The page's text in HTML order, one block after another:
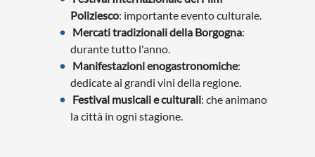
Poliziesco: importante evento culturale.
Mercati tradizionali della Borgogna:
durante tutto l'anno.
Manifestazioni enogastronomiche:
dedicate ai grandi vini della regione.
Festival musicali e culturali: che animano
la città in ogni stagione.